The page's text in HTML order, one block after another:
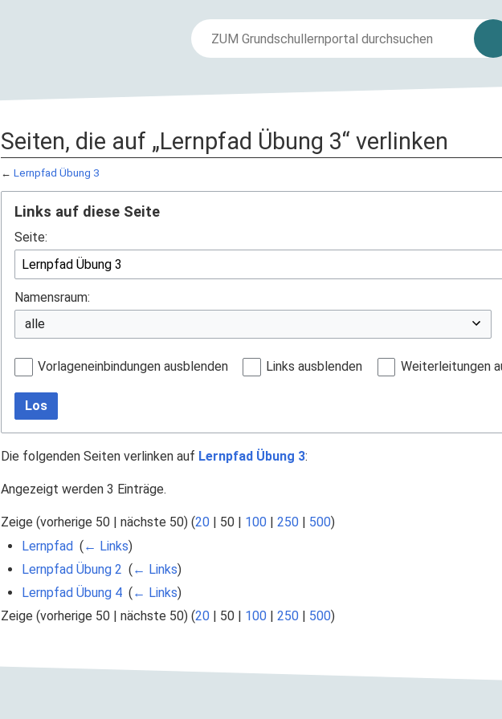
Seiten, die auf „Lernpfad Übung 3“ verlinken
← Lernpfad Übung 3
Links auf diese Seite
Seite:
Namensraum:
Vorlageneinbindungen ausblenden Links ausblenden Weiterleitungen
Los
Die folgenden Seiten verlinken auf Lernpfad Übung 3:
Angezeigt werden 3 Einträge.
Zeige (vorherige 50 | nächste 50) (20 | 50 | 100 | 250 | 500)
Lernpfad‎ (← Links)
Lernpfad Übung 2 (← Links)
Lernpfad Übung 4‎ (← Links)
Zeige (vorherige 50 | nächste 50) (20 | 50 | 100 | 250 | 500)